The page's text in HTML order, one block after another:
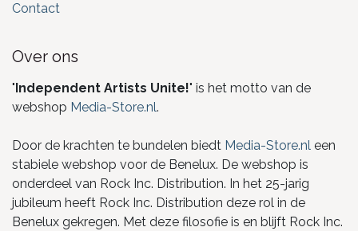
Contact
Over ons
" Independent Artists Unite!" is het motto van de
webshop Media-Store.nl.
Door de krachten te bundelen biedt Media-Store.nl een
stabiele webshop voor de Benelux. De webshop is
onderdeel van Rock Inc. Distribution. In het 25-jarig
jubileum heeft Rock Inc. Distribution deze rol in de
Benelux gekregen. Met deze filosofie is en blijft Rock Inc.